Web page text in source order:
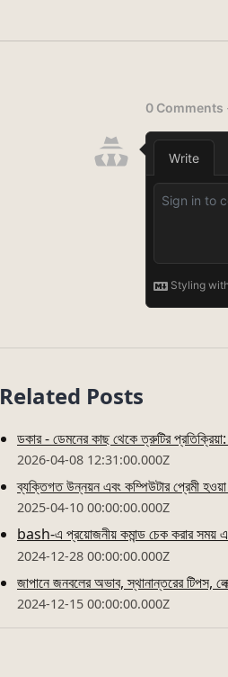
Related Posts
ডকার - ডেমনের কাছ থেকে ত্রুটির
2026-04-08 12:31:00.000Z
ব্যক্তিগত উন্নয়ন এবং কম্পিউটার প্রেমী
2025-04-10 00:00:00.000Z
bash-এ প্রয়োজনীয় কমান্ড চেক করার সময়
2024-12-28 00:00:00.000Z
জাপানে জনবলের অভাব, স্থানান্তরের টিপস,
2024-12-15 00:00:00.000Z